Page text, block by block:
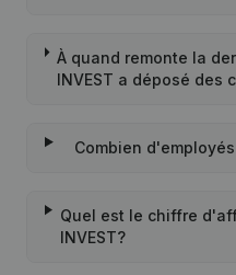
À quand remonte la
INVEST a déposé des
Combien
Quel est le chiffre
INVEST?